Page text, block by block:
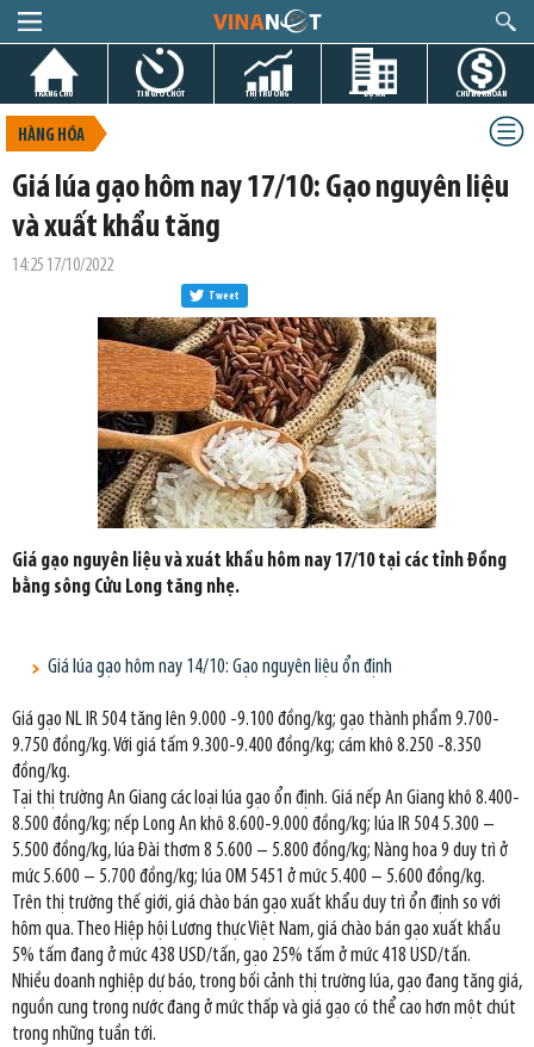
TRANG CHỦ TIN GIỜ CHÓT THỊ TRƯỜNG DỰ ÁN CHỨNG KHOÁN
HÀNG HÓA
Giá lúa gạo hôm nay 17/10: Gạo nguyên liệu
và xuất khẩu tăng
14:25 17/10/2022
Tweet
Giá gạo nguyên liệu và xuát khẩu hôm nay 17/10 tại các tỉnh Đồng
bằng sông Cửu Long tăng nhẹ.
Giá lúa gạo hôm nay 14/10: Gạo nguyên liệu ổn định
Giá gạo NL IR 504 tăng lên 9.000 -9.100 đồng/kg; gạo thành phẩm 9.700-
9.750 đồng/kg. Với giá tấm 9.300-9.400 đồng/kg; cám khô 8.250 -8.350
đồng/kg.
Tại thị trường An Giang các loại lúa gạo ổn định. Giá nếp An Giang khô 8.400-
8.500 đồng/kg; nếp Long An khô 8.600-9.000 đồng/kg; lúa IR 504 5.300 –
5.500 đồng/kg, lúa Đài thơm 8 5.600 – 5.800 đồng/kg; Nàng hoa 9 duy trì ở
mức 5.600 – 5.700 đồng/kg; lúa OM 5451 ở mức 5.400 – 5.600 đồng/kg.
Trên thị trường thế giới, giá chào bán gạo xuất khẩu duy trì ổn định so với
hôm qua. Theo Hiệp hội Lương thực Việt Nam, giá chào bán gạo xuất khẩu
5% tấm đang ở mức 438 USD/tấn, gạo 25% tấm ở mức 418 USD/tấn.
Nhiều doanh nghiệp dự báo, trong bối cảnh thị trường lúa, gạo đang tăng giá,
nguồn cung trong nước đang ở mức thấp và giá gạo có thể cao hơn một chút
trong những tuần tới.